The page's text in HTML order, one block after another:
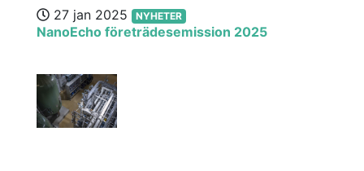
27 jan 2025
NYHETER
NanoEcho företrädesemission 2025